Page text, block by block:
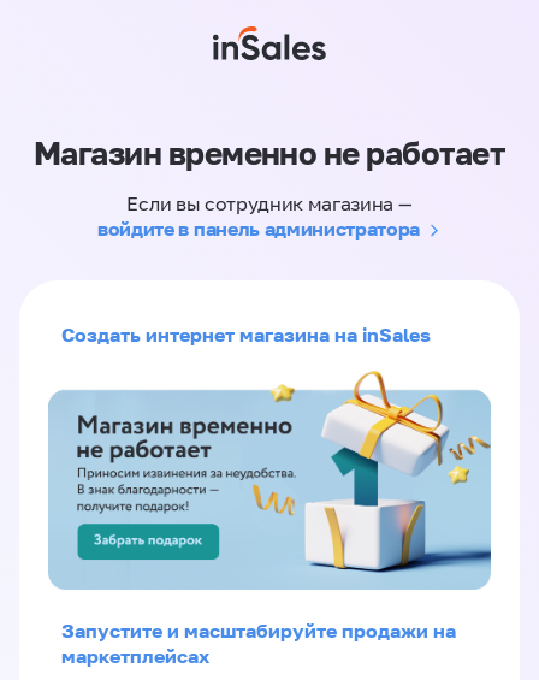
Магазин временно не работает
Если вы сотрудник магазина —
войдите в панель администратора
Создать интернет магазина на inSales
Запустите и масштабируйте продажи на
маркетплейсах